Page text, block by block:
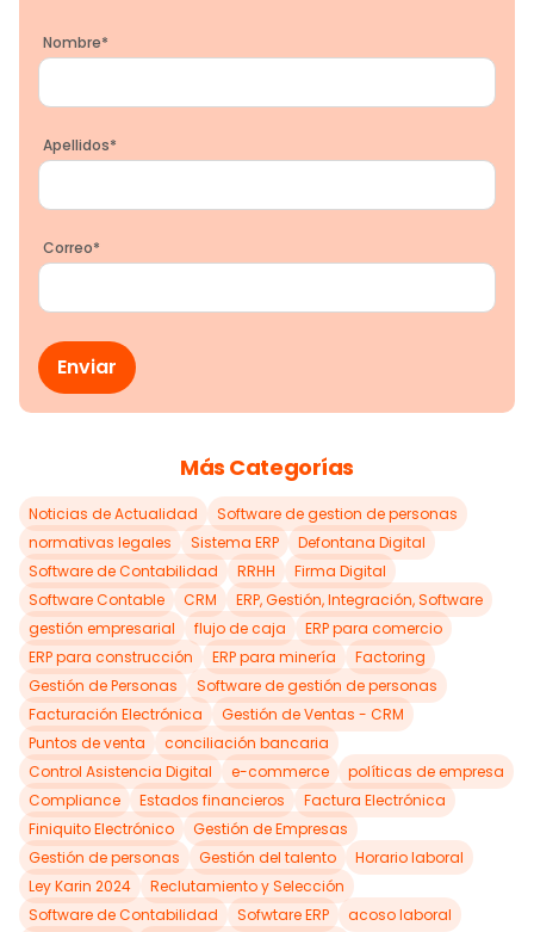
Nombre*
Apellidos*
Correo*
Más Categorías
Noticias de Actualidad
Software de gestion de personas
normativas legales
Sistema ERP
Defontana Digital
Software de Contabilidad
RRHH
Firma Digital
Software Contable
CRM
ERP, Gestión, Integración, Software
gestión empresarial
flujo de caja
ERP para comercio
ERP para construcción
ERP para minería
Factoring
Gestión de Personas
Software de gestión de personas
Facturación Electrónica
Gestión de Ventas - CRM
Puntos de venta
conciliación bancaria
Control Asistencia Digital
e-commerce
políticas de empresa
Compliance
Estados financieros
Factura Electrónica
Finiquito Electrónico
Gestión de Empresas
Gestión de personas
Gestión del talento
Horario laboral
Ley Karin 2024
Reclutamiento y Selección
Software de Contabilidad
Sofwtare ERP
acoso laboral